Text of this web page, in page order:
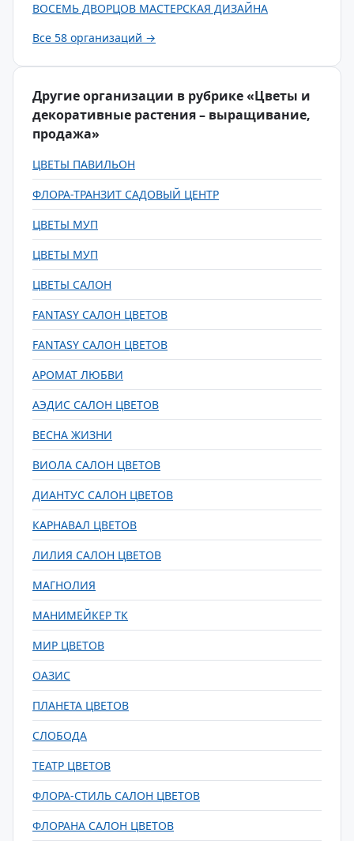
ВОСЕМЬ ДВОРЦОВ МАСТЕРСКАЯ ДИЗАЙНА
Все 58 организаций →
Другие организации в рубрике «Цветы и
декоративные растения – выращивание,
продажа»
ЦВЕТЫ ПАВИЛЬОН
ФЛОРА-ТРАНЗИТ САДОВЫЙ ЦЕНТР
ЦВЕТЫ МУП
ЦВЕТЫ МУП
ЦВЕТЫ САЛОН
FANTASY САЛОН ЦВЕТОВ
FANTASY САЛОН ЦВЕТОВ
АРОМАТ ЛЮБВИ
АЭДИС САЛОН ЦВЕТОВ
ВЕСНА ЖИЗНИ
ВИОЛА САЛОН ЦВЕТОВ
ДИАНТУС САЛОН ЦВЕТОВ
КАРНАВАЛ ЦВЕТОВ
ЛИЛИЯ САЛОН ЦВЕТОВ
МАГНОЛИЯ
МАНИМЕЙКЕР ТК
МИР ЦВЕТОВ
ОАЗИС
ПЛАНЕТА ЦВЕТОВ
СЛОБОДА
ТЕАТР ЦВЕТОВ
ФЛОРА-СТИЛЬ САЛОН ЦВЕТОВ
ФЛОРАНА САЛОН ЦВЕТОВ